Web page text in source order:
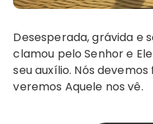
Desesperada, grávida e sozinha no deserto, Hagar
clamou pelo Senhor e
seu auxílio. Nós
veremos Aquele nos vê.